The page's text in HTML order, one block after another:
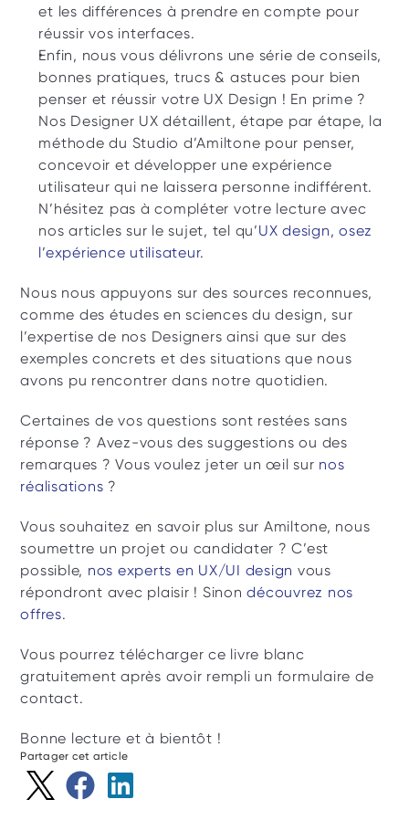
et les différences à prendre en compte pour
réussir vos interfaces.
Enfin, nous vous délivrons une série de conseils,
bonnes pratiques, trucs & astuces pour bien
penser et réussir votre UX Design ! En prime ?
Nos Designer UX détaillent, étape par étape, la
méthode du Studio d’Amiltone pour penser,
concevoir et développer une expérience
utilisateur qui ne laissera personne indifférent.
N’hésitez pas à compléter votre lecture avec
nos articles sur le sujet, tel qu’UX design, osez
l’expérience utilisateur.
Nous nous appuyons sur des sources reconnues,
comme des études en sciences du design, sur
l’expertise de nos Designers ainsi que sur des
exemples concrets et des situations que nous
avons pu rencontrer dans notre quotidien.
Certaines de vos questions sont restées sans
réponse ? Avez-vous des suggestions ou des
remarques ? Vous voulez jeter un œil sur nos
réalisations ?
Vous souhaitez en savoir plus sur Amiltone, nous
soumettre un projet ou candidater ? C’est
possible, nos experts en UX/UI design vous
répondront avec plaisir ! Sinon découvrez nos
offres.
Vous pourrez télécharger ce livre blanc
gratuitement après avoir rempli un formulaire de
contact.
Bonne lecture et à bientôt !
Partager cet article